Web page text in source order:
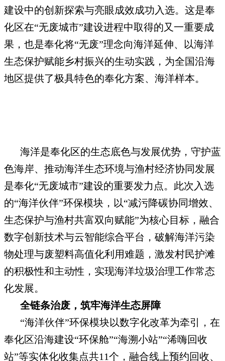
建设中的创新探索与亮眼成效成功入选。这是奉
化区在“无废城市”建设进程中取得的又一重要成
果，也是奉化将“无废”理念向海洋延伸、以海洋
生态保护赋能乡村振兴的生动实践，为全国沿海
地区提供了极具特色的奉化方案、海洋样本。
海洋是奉化区的生态底色与发展优势，守护蓝
色海岸、推动海洋生态环境与渔村经济协同发展
是奉化“无废城市”建设的重要发力点。此次入选
的“海洋伙伴”环保模块，以“减污降碳协同增效、
生态保护与渔村共富双向赋能”为核心目标，融合
数字创新技术与云智能综合平台，破解海洋污染
物处理与废塑料高值化利用难题，激发村民护滩
的积极性和主动性，实现海洋垃圾治理工作常态
化发展。
全链条治废，筑牢海洋生态屏障
“海洋伙伴”环保模块以数字化改革为牵引，在
奉化区沿海建设“环保舱”“海溯小站”“浠嗨回收
站”等实体化收集点共11个，融合线上预约回收、